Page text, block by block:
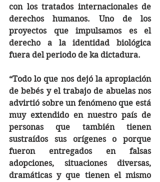
con los tratados internacionales de
derechos humanos. Uno de los
proyectos que impulsamos es el
derecho a la identidad biológica
fuera del periodo de ka dictadura.
“Todo lo que nos dejó la apropiación
de bebés y el trabajo de abuelas nos
advirtió sobre un fenómeno que está
muy extendido en nuestro país de
personas que también tienen
sustraídos sus orígenes o porque
fueron entregados en falsas
adopciones, situaciones diversas,
dramáticas y que tienen el mismo